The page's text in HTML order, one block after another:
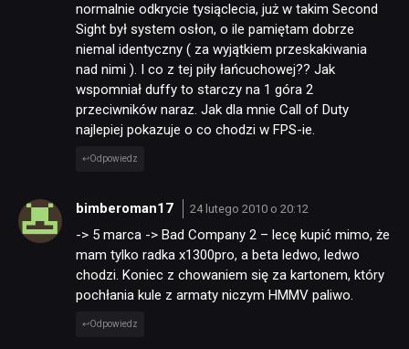
normalnie odkrycie tysiąclecia, już w takim Second
Sight był system osłon, o ile pamiętam dobrze
niemal identyczny ( za wyjątkiem przeskakiwania
nad nimi ). I co z tej piły łańcuchowej?? Jak
wspomniał duffy to starczy na 1 góra 2
przeciwników naraz. Jak dla mnie Call of Duty
najlepiej pokazuje o co chodzi w FPS-ie.
Odpowiedz
bimberoman17 24 lutego 2010 o 20:12
-> 5 marca -> Bad Company 2 – lecę kupić mimo, że
mam tylko radka x1300pro, a beta ledwo, ledwo
chodzi. Koniec z chowaniem się za kartonem, który
pochłania kule z armaty niczym HMMV paliwo.
Odpowiedz